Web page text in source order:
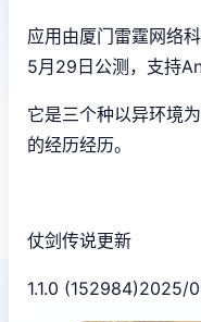
应用由厦门雷霆网络
5月29日公测，支持
它是三个种以异环境
的经历经历。
仗剑传说更新
1.1.0 (152984)2025/